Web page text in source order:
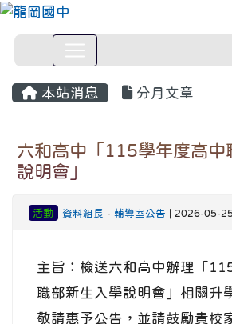
本站消息 分月文章
六和高中「115學年度高中
說明會」
活動 資料組長 - 輔導室公告 | 2026-05-
主旨：檢送六和高中辦理「
職部新生入學說明會」相關升
敬請惠予公告，並請鼓勵貴校